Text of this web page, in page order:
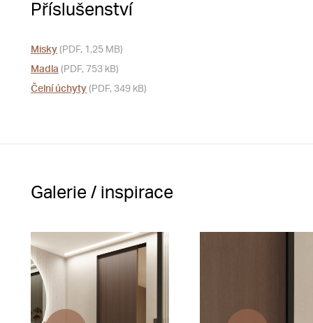
Příslušenství
Misky (PDF, 1,25 MB)
Madla (PDF, 753 kB)
Čelní úchyty (PDF, 349 kB)
Galerie / inspirace